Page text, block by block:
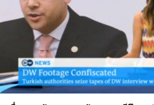
เทคโนโลยี
บานาน่ารีวิว